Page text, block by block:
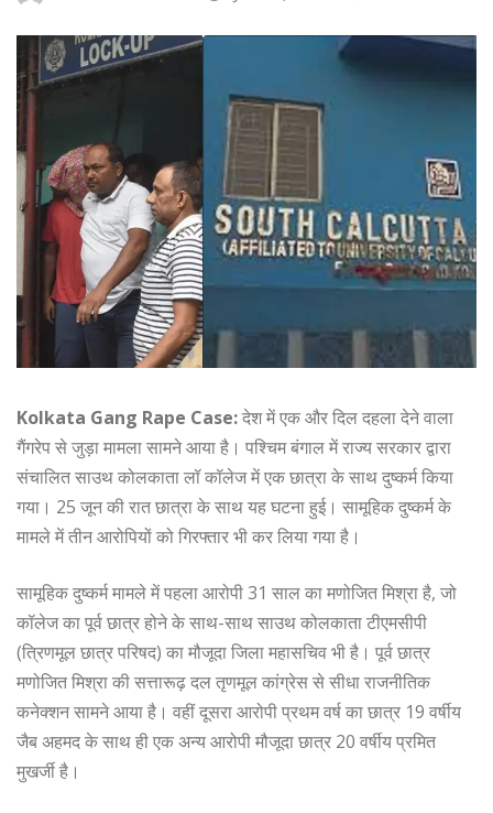
Kolkata Gang Rape Case:देश में एक और दिल दहला देने वाला
गैंगरेप से जुड़ा मामला सामने आया है। पश्चिम बंगाल में राज्य सरकार द्वारा
संचालित साउथ कोलकाता लॉ कॉलेज में एक छात्रा के साथ दुष्कर्म किया
गया। 25 जून की रात छात्रा के साथ यह घटना हुई। सामूहिक दुष्कर्म के
मामले में तीन आरोपियों को गिरफ्तार भी कर लिया गया है।
सामूहिक दुष्कर्म मामले में पहला आरोपी 31 साल का मणोजित मिश्रा है, जो
कॉलेज का पूर्व छात्र होने के साथ-साथ साउथ कोलकाता टीएमसीपी
(त्रिणमूल छात्र परिषद) का मौजूदा जिला महासचिव भी है। पूर्व छात्र
मणोजित मिश्रा की सत्तारूढ़ दल तृणमूल कांग्रेस से सीधा राजनीतिक
कनेक्शन सामने आया है। वहीं दूसरा आरोपी प्रथम वर्ष का छात्र 19 वर्षीय
जैब अहमद के साथ ही एक अन्य आरोपी मौजूदा छात्र 20 वर्षीय प्रमित
मुखर्जी है।